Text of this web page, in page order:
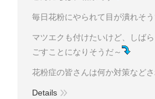
毎日花粉にやられて目が潰れそ
マツエクも付けたいけど、しば
ごすことになりそうだ～
花粉症の皆さんは何か対策など
Details